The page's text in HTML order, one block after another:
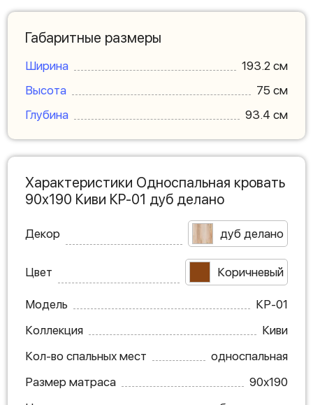
Габаритные размеры
Ширина
193.2 см
Высота
75 см
Глубина
93.4 см
Характеристики Односпальная кровать
90х190 Киви КР-01 дуб делано
Декор дуб делано
Цвет Коричневый
Модель
КР-01
Коллекция
Киви
Кол-во спальных мест
односпальная
Размер матраса
90х190